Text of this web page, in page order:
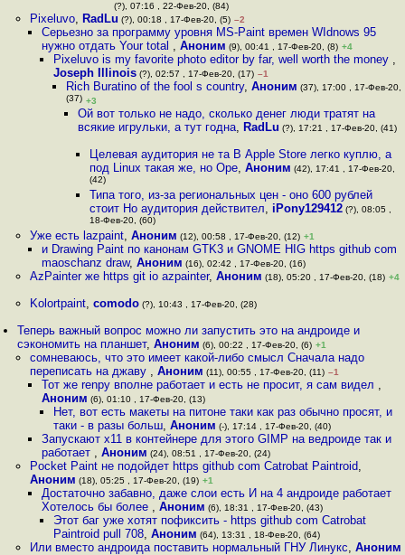
(?), 07:16 , 22-Фев-20, (84)
Pixeluvo, RadLu (?), 00:18 , 17-Фев-20, (5) –2
Серьезно за программу уровня MS-Paint времен WIdnows 95
нужно отдать Your total , Аноним (9), 00:41 , 17-Фев-20, (8) +4
Pixeluvo is my favorite photo editor by far, well worth the money ,
Joseph Illinois (?), 02:57 , 17-Фев-20, (17) –1
Rich Buratino of the fool s country, Аноним (37), 17:00 , 17-Фев-20,
(37) +3
Ой вот только не надо, сколько денег люди тратят на
всякие игрульки, а тут годна, RadLu (?), 17:21 , 17-Фев-20, (41)
Целевая аудитория не та В Apple Store легко куплю, а
под Linux такая же, но Ope,Аноним (42), 17:41 , 17-Фев-20,
(42)
Типа того, из-за региональных цен - оно 600 рублей
стоит Но аудитория действител, iPony129412 (?), 08:05 ,
18-Фев-20, (60)
Уже есть lazpaint, Аноним (12), 00:58 , 17-Фев-20, (12) +1
и Drawing Paint по канонам GTK3 и GNOME HIG https github com
maoschanz draw, Аноним (16), 02:42 , 17-Фев-20, (16)
AzPainter же https git io azpainter, Аноним (18), 05:20 , 17-Фев-20, (18) +4
Kolortpaint, comodo(?), 10:43 , 17-Фев-20, (28)
Теперь важный вопрос можно ли запустить это на андроиде и
сэкономить на планшет,Аноним (6), 00:22 , 17-Фев-20, (6) +1
сомневаюсь, что это имеет какой-либо смысл Сначала надо
переписать на джаву , Аноним (11), 00:55 , 17-Фев-20, (11) –1
Тот же renpy вполне работает и есть не просит, я сам видел ,
Аноним (6), 01:10 , 17-Фев-20, (13)
Нет, вот есть макеты на питоне таки как раз обычно просят, и
таки - в разы больш,Аноним (-), 17:14 , 17-Фев-20, (40)
Запускают x11 в контейнере для этого GIMP на ведроиде так и
работает , Аноним (24), 08:51 , 17-Фев-20, (24)
Pocket Paint не подойдет https github com Catrobat Paintroid,
Аноним (18), 05:25 , 17-Фев-20, (19) +1
Достаточно забавно, даже слои есть И на 4 андроиде работает
Хотелось бы более , Аноним (6), 18:31 , 17-Фев-20, (43)
Этот баг уже хотят пофиксить - https github com Catrobat
Paintroid pull 708,Аноним (64), 13:31 , 18-Фев-20, (64)
Или вместо андроида поставить нормальный ГНУ Линукс, Аноним